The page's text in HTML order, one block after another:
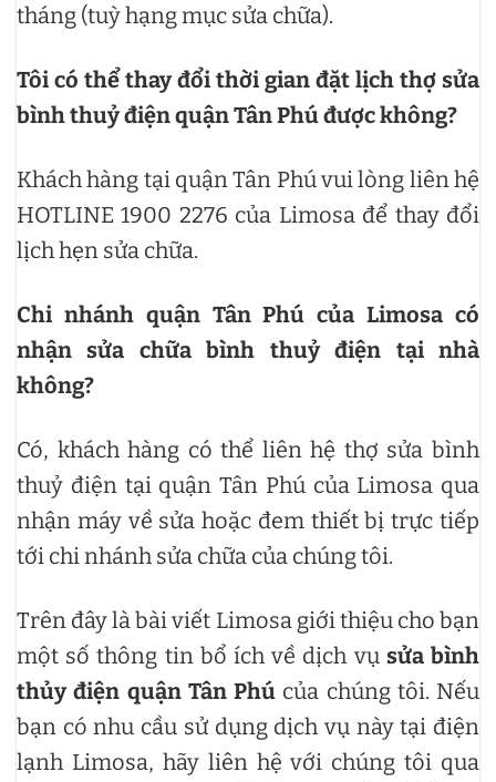
tháng (tuỳ hạng mục sửa chữa).
Tôi có thể thay đổi thời gian đặt lịch thợ sửa
bình thuỷ điện quận Tân Phú được không?
Khách hàng tại quận Tân Phú vui lòng liên hệ
HOTLINE 1900 2276 của Limosa để thay đổi
lịch hẹn sửa chữa.
Chi nhánh quận Tân Phú của Limosa có
nhận sửa chữa bình thuỷ điện tại nhà
không?
Có, khách hàng có thể liên hệ thợ sửa bình
thuỷ điện tại quận Tân Phú của Limosa qua
nhận máy về sửa hoặc đem thiết bị trực tiếp
tới chi nhánh sửa chữa của chúng tôi.
Trên đây là bài viết Limosa giới thiệu cho bạn
một số thông tin bổ ích về dịch vụ sửa bình
thủy điện quận Tân Phú của chúng tôi. Nếu
bạn có nhu cầu sử dụng dịch vụ này tại điện
lạnh Limosa, hãy liên hệ với chúng tôi qua